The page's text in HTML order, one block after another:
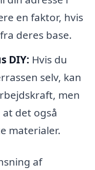
en faktor, hvis
deres base.
DIY: Hvis du
selv, kan
men
det også
materialer.
af